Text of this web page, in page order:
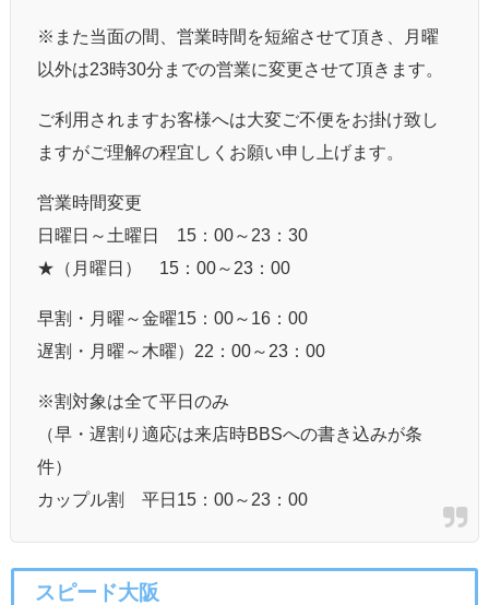
※また当面の間、営業時間を短縮させて頂き、月曜
以外は23時30分までの営業に変更させて頂きます。
ご利用されますお客様へは大変ご不便をお掛け致し
ますがご理解の程宜しくお願い申し上げます。
営業時間変更
日曜日～土曜日 15：00～23：30
★（月曜日） 15：00～23：00
早割・月曜～金曜15：00～16：00
遅割・月曜～木曜）22：00～23：00
※割対象は全て平日のみ
（早・遅割り適応は来店時BBSへの書き込みが条
件）
カップル割 平日15：00～23：00
スピード大阪